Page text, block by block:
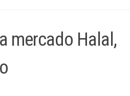
mercado Halal,